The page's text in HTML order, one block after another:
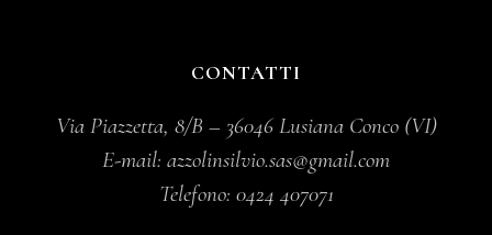
CONTATTI
Via Piazzetta, 8/B – 36046 Lusiana Conco (VI)
E-mail: azzolinsilvio.sas@gmail.com
Telefono: 0424 407071